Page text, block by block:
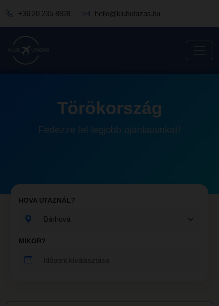
+36 20 235 8828 hello@klubutazas.hu
Törökország
Fedezze fel legjobb ajánlatainkat!
HOVA UTAZNÁL?
MIKOR?